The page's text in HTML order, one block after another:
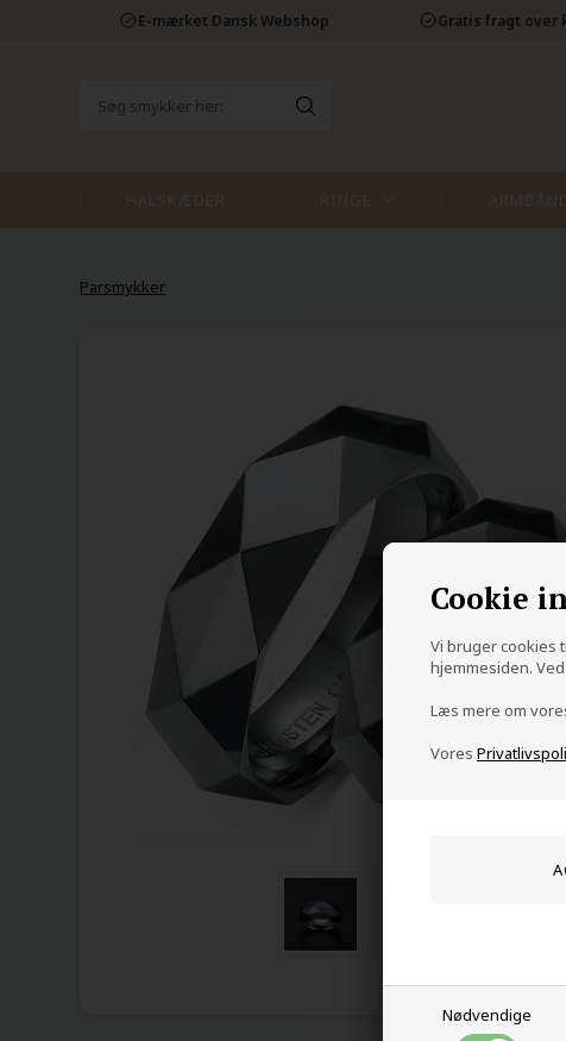
Cookie
Vi bruger cookies
hjemmesiden.
Læs mere om
Vores
Nødvendige
E-mærket Dansk Webshop Gratis fragt over
Parsmykker